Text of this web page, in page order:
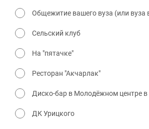
Общежитие вашего вуза (или вуза
Сельский клуб
На "пятачке"
Ресторан "Акчарлак"
Диско-бар в Молодёжном центре в
ДК Урицкого